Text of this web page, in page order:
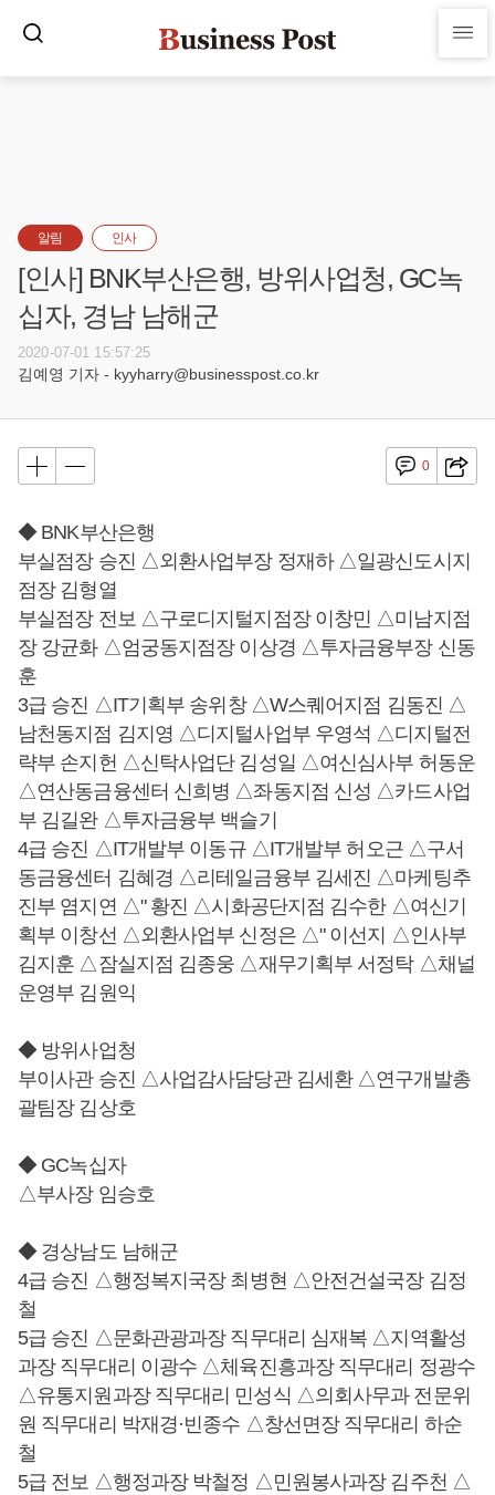
알림 인사
[인사] BNK부산은행, 방위사업청, GC녹
십자, 경남 남해군
2020-07-01 15:57:25
김예영 기자 - kyyharry@businesspost.co.kr
0
◆ BNK부산은행
부실점장 승진 △외환사업부장 정재하 △일광신도시지
점장 김형열
부실점장 전보 △구로디지털지점장 이창민 △미남지점
장 강균화 △엄궁동지점장 이상경 △투자금융부장 신동
훈
3급 승진 △IT기획부 송위창 △W스퀘어지점 김동진 △
남천동지점 김지영 △디지털사업부 우영석 △디지털전
략부 손지헌 △신탁사업단 김성일 △여신심사부 허동운
△연산동금융센터 신희병 △좌동지점 신성 △카드사업
부 김길완 △투자금융부 백슬기
4급 승진 △IT개발부 이동규 △IT개발부 허오근 △구서
동금융센터 김혜경 △리테일금융부 김세진 △마케팅추
진부 염지연 △" 황진 △시화공단지점 김수한 △여신기
획부 이창선 △외환사업부 신정은 △" 이선지 △인사부
김지훈 △잠실지점 김종웅 △재무기획부 서정탁 △채널
운영부 김원익
◆ 방위사업청
부이사관 승진 △사업감사담당관 김세환 △연구개발총
괄팀장 김상호
◆ GC녹십자
△부사장 임승호
◆ 경상남도 남해군
4급 승진 △행정복지국장 최병현 △안전건설국장 김정
철
5급 승진 △문화관광과장 직무대리 심재복 △지역활성
과장 직무대리 이광수 △체육진흥과장 직무대리 정광수
△유통지원과장 직무대리 민성식 △의회사무과 전문위
원 직무대리 박재경·빈종수 △창선면장 직무대리 하순
철
5급 전보 △행정과장 박철정 △민원봉사과장 김주천 △